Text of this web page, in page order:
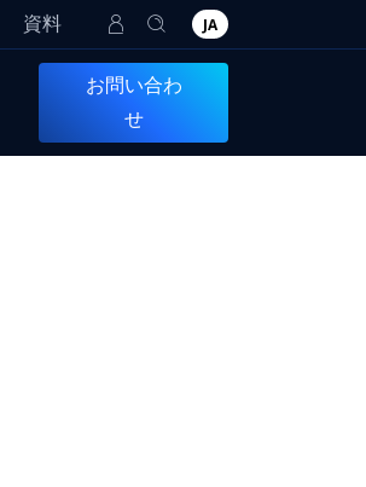
資料 JA
お問い合わ
せ